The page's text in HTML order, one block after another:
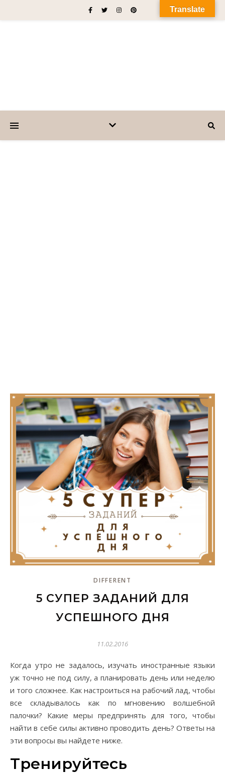
DIFFERENT
5 СУПЕР ЗАДАНИЙ ДЛЯ
УСПЕШНОГО ДНЯ
11.02.2016
Когда утро не задалось, изучать иностранные языки
уж точно не под силу, а планировать день или неделю
и того сложнее. Как настроиться на рабочий лад, чтобы
все складывалось как по мгновению волшебной
палочки? Какие меры предпринять для того, чтобы
найти в себе силы активно проводить день? Ответы на
эти вопросы вы найдете ниже.
Тренируйтесь
Translate